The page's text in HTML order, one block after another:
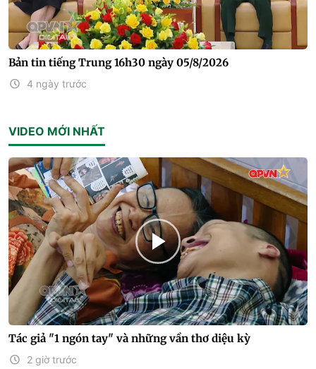
Bản tin tiếng Trung 16h30 ngày 05/8/2026
4 ngày trước
VIDEO MỚI NHẤT
Tác giả "1 ngón tay" và những vần thơ diệu kỳ
2 giờ trước